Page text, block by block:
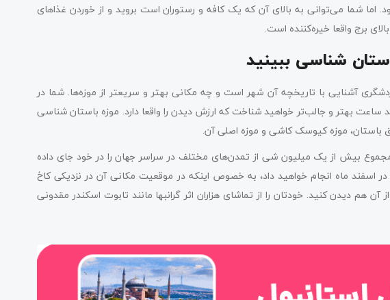
شما می‌توانی به بالای آن که یک کافه و رستوران است بروید و از خوردن غذاهای
برج واقعا خیره‌کننده است.
شناسی ببینید
آشنایی با تاریخچه آن شهر است و چه مکانی بهتر و سریعتر از موزه‌ها. شما در
ساعت بهتر و جالب‌تر خواهید شناخت که ارزش دیدن را واقعا دارد. موزه باستان شناسی
باستان، موزه کیوسک کاشی و موزه اصلی آن.
بیش از یک میلیون شی از تمدن‌های مختلف در سراسر جهان را در خود جای داده
اسفند ماه انجام خواهید داد، به خصوص اینکه در موقعیت مکانی آن در نزدیکی کاخ
هم دیدن کنید. خودتان را از تماشای هزاران اثر گرانبها مانند تابوت اسکندر مقدونی